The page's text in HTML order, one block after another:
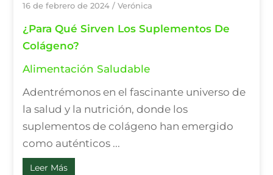
16 de febrero de 2024 /Verónica
¿Para Qué Sirven Los Suplementos De
Colágeno?
Alimentación Saludable
Adentrémonos en el fascinante universo de
la salud y la nutrición, donde los
suplementos de colágeno han emergido
como auténticos ...
Leer Más